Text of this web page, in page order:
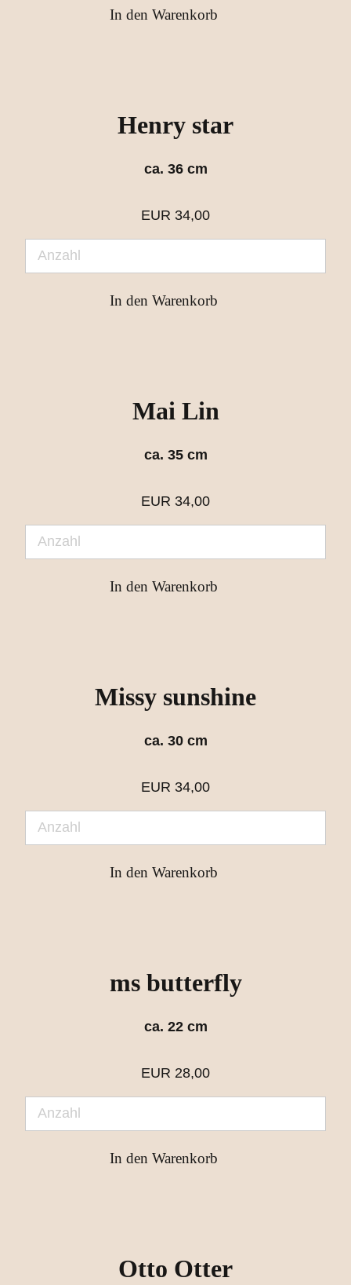
Henry star
ca. 36 cm
EUR 34,00
Mai Lin
ca. 35 cm
EUR 34,00
Missy sunshine
ca. 30 cm
EUR 34,00
ms butterfly
ca. 22 cm
EUR 28,00
Otto Otter